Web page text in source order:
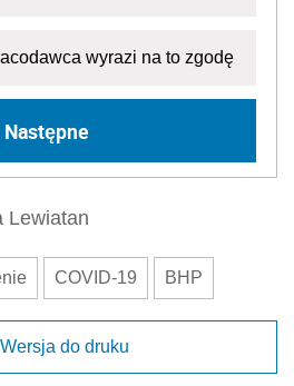
wyrazi na to zgodę
Następne
Lewiatan
COVID-19 BHP
Wersja do druku